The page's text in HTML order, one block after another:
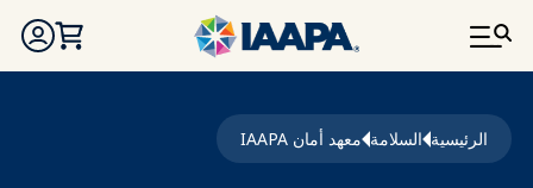
تجاوز إلى المحتوى الرئيسي
مسار التنقل
الرئيسية السلامة معهد أمان IAAPA